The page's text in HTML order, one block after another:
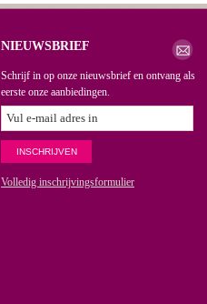
NIEUWSBRIEF
Schrijf in op onze nieuwsbrief en ontvang als
eerste onze aanbiedingen.
Volledig inschrijvingsformulier